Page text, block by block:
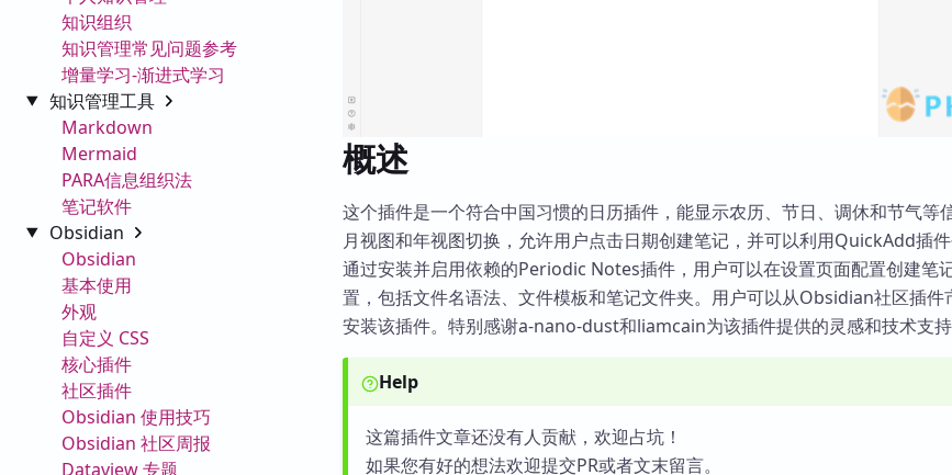
知识组织
知识管理常见问题参考
增量学习-渐进式学习
知识管理工具
Markdown
Mermaid
PARA信息组织法
笔记软件
Obsidian
Obsidian
基本使用
外观
自定义 CSS
核心插件
社区插件
Obsidian 使用技巧
Obsidian 社区周报
Dataview 专题
概述
这个插件是一个符合中国习惯的日历插件，能显示农历、节日、调休和节气等
月视图和年视图切换，允许用户点击日期创建笔记，并可以利用QuickAdd插件
通过安装并启用依赖的Periodic Notes插件，用户可以在设置页面配置创建笔
置，包括文件名语法、文件模板和笔记文件夹。用户可以从Obsidian社区插件
安装该插件。特别感谢a-nano-dust和liamcain为该插件提供的灵感和技术支持
Help
这篇插件文章还没有人贡献，欢迎占坑！
如果您有好的想法欢迎提交PR或者文末留言。